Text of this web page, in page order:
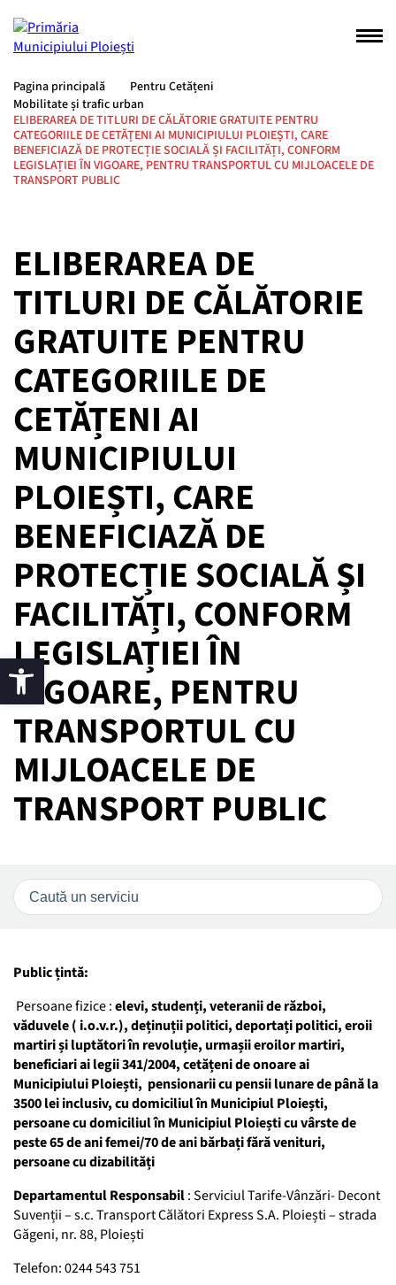
Pagina principală
Pentru Cetățeni
Mobilitate și trafic urban
ELIBERAREA DE TITLURI DE CĂLĂTORIE GRATUITE PENTRU
CATEGORIILE DE CETĂȚENI AI MUNICIPIULUI PLOIEȘTI, CARE
BENEFICIAZĂ DE PROTECȚIE SOCIALĂ ȘI FACILITĂȚI, CONFORM
LEGISLAȚIEI ÎN VIGOARE, PENTRU TRANSPORTUL CU MIJLOACELE DE
TRANSPORT PUBLIC
ELIBERAREA DE
TITLURI DE CĂLĂTORIE
GRATUITE PENTRU
CATEGORIILE DE
CETĂȚENI AI
MUNICIPIULUI
PLOIEȘTI, CARE
BENEFICIAZĂ DE
PROTECȚIE SOCIALĂ ȘI
FACILITĂȚI, CONFORM
LEGISLAȚIEI ÎN
VIGOARE, PENTRU
TRANSPORTUL CU
MIJLOACELE DE
TRANSPORT PUBLIC
Public țintă:
Persoane fizice :elevi, studenți, veteranii de război,
văduvele ( i.o.v.r.), deținuții politici, deportați politici, eroii
martiri și luptători în revoluție, urmașii eroilor martiri,
beneficiari ai legii 341/2004, cetățeni de onoare ai
Municipiului Ploiești, pensionarii cu pensii lunare de până la
3500 lei inclusiv, cu domiciliul în Municipiul Ploiești,
persoane cu domiciliul în Municipiul Ploiești cu vârste de
peste 65 de ani femei/70 de ani bărbați fără venituri,
persoane cu dizabilități
Departamentul Responsabil: Serviciul Tarife-Vânzări- Decont
Suvenții – s.c. Transport Călători Express S.A. Ploiești – strada
Găgeni, nr. 88, Ploiești
Telefon: 0244 543 751